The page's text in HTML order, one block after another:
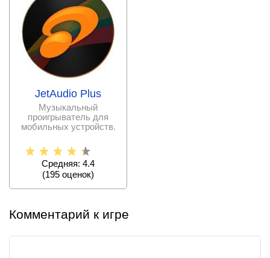
JetAudio Plus
Музыкальный
проигрыватель для
мобильных устройств.
Средняя: 4.4
(195 оценок)
Комментарий к игре